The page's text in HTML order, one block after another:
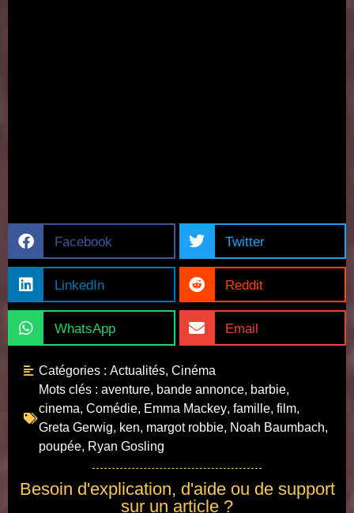
Facebook Twitter
LinkedIn Reddit
WhatsApp Email
Catégories : Actualités, Cinéma
Mots clés : aventure, bande annonce, barbie,
cinema, Comédie, Emma Mackey, famille, film,
Greta Gerwig, ken, margot robbie, Noah Baumbach,
poupée, Ryan Gosling
Besoin d'explication, d'aide ou de support
sur un article ?